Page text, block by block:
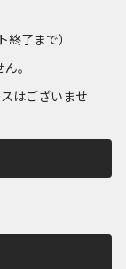
終了まで）
。
はございませ